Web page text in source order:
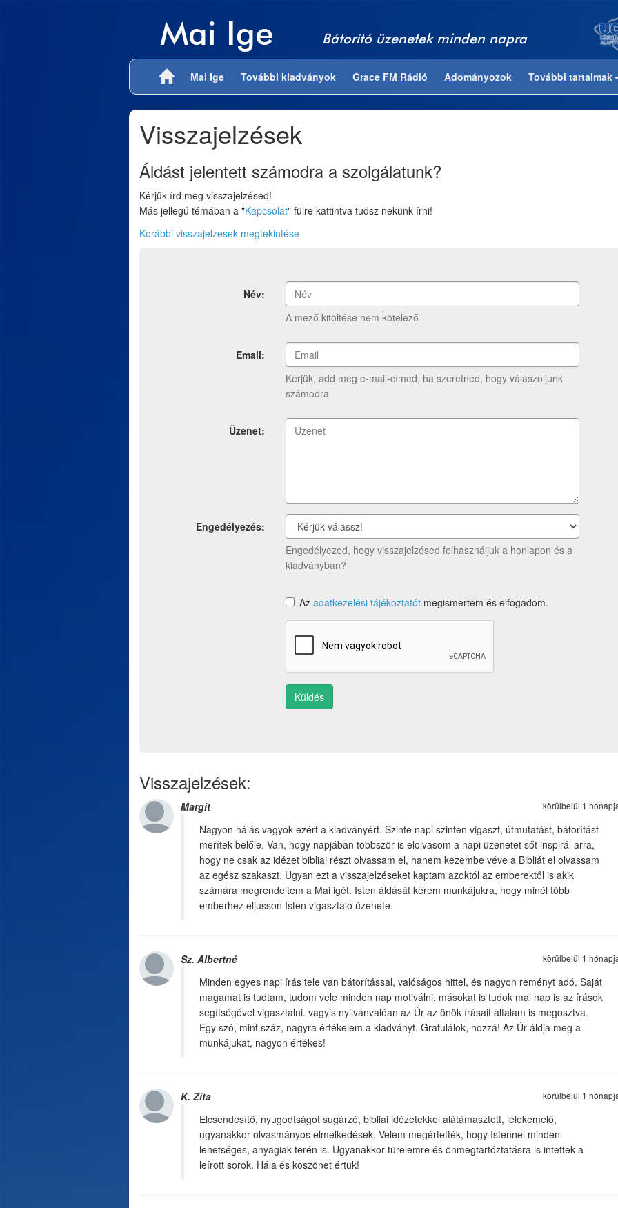
Mai Ige Bátorító üzenetek minden napra
Mai Ige További kiadványok Grace FM Rádió Adományozok További tartalmak
Visszajelzések
Áldást jelentett számodra a szolgálatunk?
Kérjük írd meg visszajelzésed!
Más jellegű témában a "Kapcsolat" fülre kattintva tudsz nekünk írni!
Korábbi visszajelzesek megtekintése
Név:
A mező kitöltése nem kötelező
Email:
Kérjük, add meg e-mail-címed, ha szeretnéd, hogy válaszoljunk
számodra
Üzenet:
Engedélyezés:
Engedélyezed, hogy visszajelzésed felhasználjuk a honlapon és a
kiadványban?
Az adatkezelési tájékoztatótmegismertem és elfogadom.
Küldés
Visszajelzések:
körülbelül 1
Margit
Nagyon hálás vagyok ezért a kiadványért. Szinte napi szinten vigaszt, útmutatást, bátorítást
merítek belőle. Van, hogy napjában többször is elolvasom a napi üzenetet sőt inspirál arra,
hogy ne csak az idézet bibliai részt olvassam el, hanem kezembe véve a Bibliát el olvassam
az egész szakaszt. Ugyan ezt a visszajelzéseket kaptam azoktól az emberektől is akik
számára megrendeltem a Mai igét. Isten áldását kérem munkájukra, hogy minél több
emberhez eljusson Isten vigasztaló üzenete.
körülbelül 1
Sz. Albertné
Minden egyes napi írás tele van bátorítással, valóságos hittel, és nagyon reményt adó. Saját
magamat is tudtam, tudom vele minden nap motiválni, másokat is tudok mai nap is az írások
segítségével vigasztalni. vagyis nyilvánvalóan az Úr az önök írásait általam is megosztva.
Egy szó, mint száz, nagyra értékelem a kiadványt. Gratulálok, hozzá! Az Úr áldja meg a
munkájukat, nagyon értékes!
körülbelül 1
K. Zita
Elcsendesítő, nyugodtságot sugárzó, bibliai idézetekkel alátámasztott, lélekemelő,
ugyanakkor olvasmányos elmélkedések. Velem megértették, hogy Istennel minden
lehetséges, anyagiak terén is. Ugyanakkor türelemre és önmegtartóztatásra is intettek a
leírott sorok. Hála és köszönet értük!